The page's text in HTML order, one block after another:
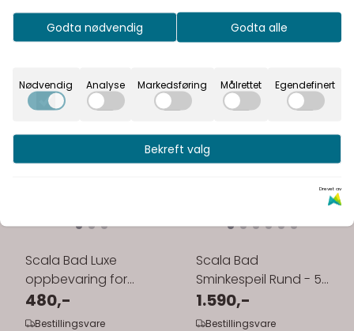
Scala Bad Luxe
oppbevaring for
speilskap
480,-
Bestillingsvare
Scala Bad
Sminkespeil Rund - 5x
forstørrelse
1.590,-
Bestillingsvare
Godta nødvendig Godta alle
Nødvendig Analyse Markedsføring Målrettet Egendefinert
Bekreft valg
Drevet av